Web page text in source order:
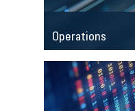
Operations